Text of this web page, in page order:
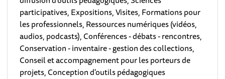
participatives, Expositions, Visites, Formations pour
les professionnels, Ressources numériques (vidéos,
audios, podcasts), Conférences - débats - rencontres,
Conservation - inventaire - gestion des collections,
Conseil et accompagnement pour les porteurs de
projets, Conception d'outils pédagogiques